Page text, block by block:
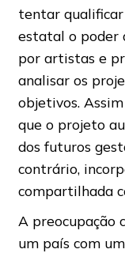
tentar
estatal o poder
por artistas e
analisar os
objetivos.
que o projeto
dos futuros
contrário,
compartilhada
A preocupação
um país com